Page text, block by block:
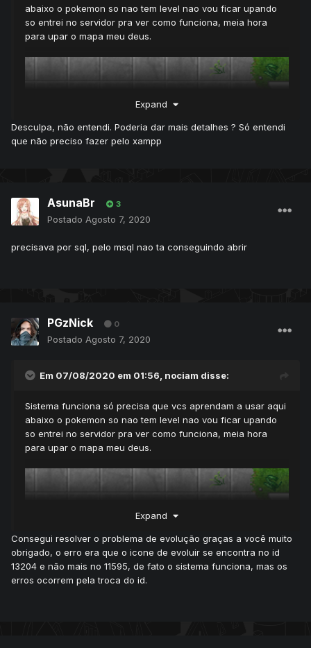
abaixo o pokemon so nao tem level nao vou ficar upando
so entrei no servidor pra ver como funciona, meia hora
para upar o mapa meu deus.
Não precisa fazer pelo xamp baixa msql direto e criar a
base direto xamp e um trasporte para o msql
Expand
Desculpa, não entendi. Poderia dar mais detalhes ? Só entendi
que não preciso fazer pelo xampp
AsunaBr 3
Postado Agosto 7, 2020
precisava por sql, pelo msql nao ta conseguindo abrir
PGzNick 0
Postado Agosto 7, 2020
Em 07/08/2020 em 01:56, nociam disse:
Sistema funciona só precisa que vcs aprendam a usar aqui
abaixo o pokemon so nao tem level nao vou ficar upando
so entrei no servidor pra ver como funciona, meia hora
para upar o mapa meu deus.
Expand
Consegui resolver o problema de evolução graças a você muito
obrigado, o erro era que o icone de evoluir se encontra no id
13204 e não mais no 11595, de fato o sistema funciona, mas os
erros ocorrem pela troca do id.